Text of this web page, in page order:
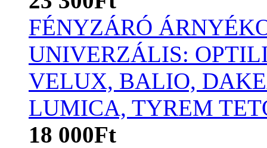
FÉNYZÁRÓ
UNIVERZÁLIS:
VELUX, BALIO,
LUMICA, TYREM
18 000Ft